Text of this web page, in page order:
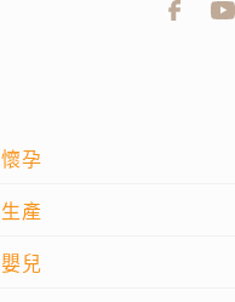
懷孕
生產
嬰兒